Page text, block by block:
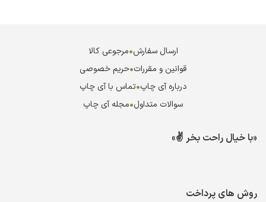
ارسال سفارش•مرجوعی کالا
قوانین و مقررات•حریم خصوصی
درباره آی چاپ•تماس با آی چاپ
سوالات متداول•مجله آی چاپ
«با خیال راحت بخر ✌️»
روش های پرداخت